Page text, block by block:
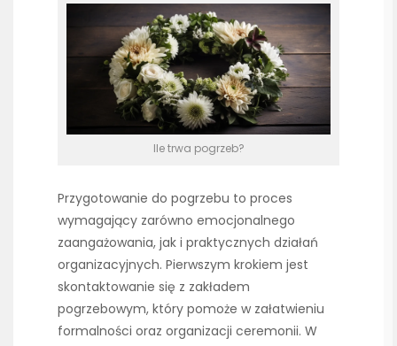
Ile trwa pogrzeb?
Przygotowanie do pogrzebu to proces
wymagający zarówno emocjonalnego
zaangażowania, jak i praktycznych działań
organizacyjnych. Pierwszym krokiem jest
skontaktowanie się z zakładem
pogrzebowym, który pomoże w załatwieniu
formalności oraz organizacji ceremonii. W